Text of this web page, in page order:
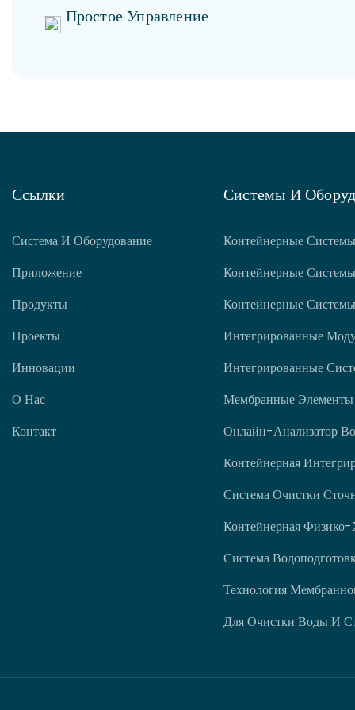
Простое Управление
Ссылки
Система И Оборудование
Приложение
Продукты
Проекты
Инновации
О Нас
Контакт
Системы И
Контейнерные
Контейнерные
Контейнерные
Интегрированные
Интегрированные
Мембранные Элементы
Онлайн-Анализатор
Контейнерная
Система Очистки
Контейнерная
Система
Технология
Для Очистки Воды И